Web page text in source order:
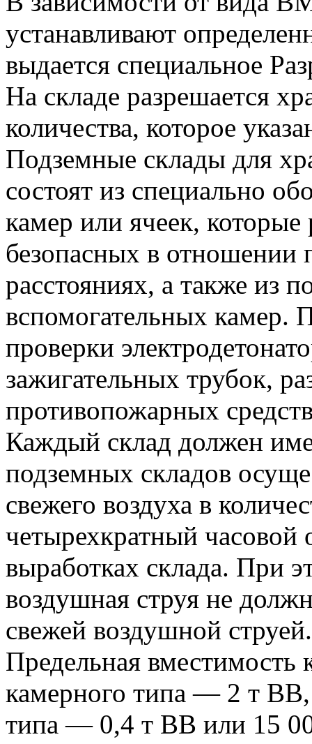
устанавливают
выдается специальное
На складе разрешается
количества, которое
Подземные склады для
состоят из специально
камер или ячеек, которые
безопасных в отношении
расстояниях, а также из
вспомогательных камер.
проверки
зажигательных трубок,
противопожарных
Каждый склад должен
подземных складов
свежего воздуха в
четырехкратный часовой
выработках склада. При
воздушная струя не
свежей воздушной струей.
Предельная вместимость
камерного типа — 2 т ВВ,
типа — 0,4 т ВВ или 15